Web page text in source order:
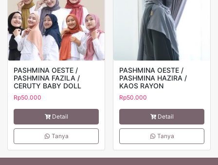
PASHMINA OESTE /
PASHMINA FAZILA /
CERUTY BABY DOLL
Rp50.000
Detail
Tanya
PASHMINA OESTE /
PASHMINA HAZIRA /
KAOS RAYON
Rp50.000
Detail
Tanya